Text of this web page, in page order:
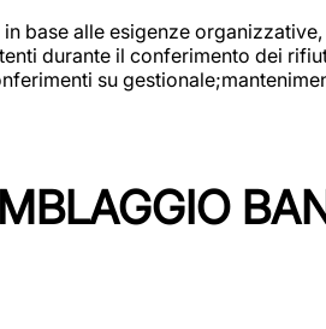
base alle esigenze
durante il conferimento dei
su